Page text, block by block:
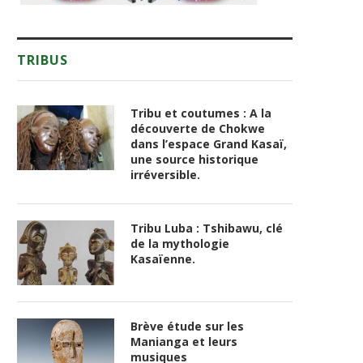
TRIBUS
Tribu et coutumes : A la
découverte de Chokwe
dans l’espace Grand Kasaï,
une source historique
irréversible.
Tribu Luba : Tshibawu, clé
de la mythologie
Kasaïenne.
Brève étude sur les
Manianga et leurs
musiques